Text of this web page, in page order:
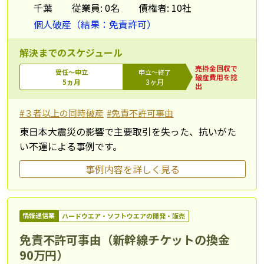
千葉 従業員: 0名
債権者: 10社
個人破産（結果：免責許可）
解決までのスケジュール
受任～申立
5ヵ月
申立～終了
3ヶ月
売掛金回収で
破産費用を捻
出
#３者以上の同時破産 #免責不許可事由
東日本大震災の影響で主要取引を失った、抗いがた
い不運による事例です。
事例内容を詳しく見る
情報通信業 ハードウエア・ソフトウエアの開発・販売
免責不許可事由（新幹線チケットの換金
90万円）